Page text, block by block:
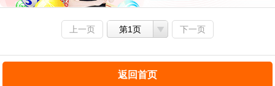
上一页 第1页 下一页
返回首页